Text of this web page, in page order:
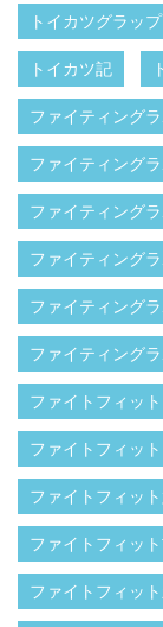
トイカツグラッ
トイカツ記
ファイティング
ファイティング
ファイティング
ファイティング
ファイティング
ファイティング
ファイトフィッ
ファイトフィッ
ファイトフィッ
ファイトフィッ
ファイトフィッ